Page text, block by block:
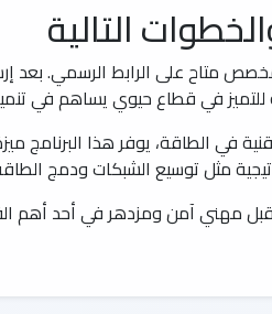
التالية
مخصص متاح على الرابط الرسمي.
للتميز في قطاع حيوي يساهم في
في الطاقة، يوفر هذا
مثل توسيع الشبكات ودمج
مهني آمن ومزدهر في أحد أهم